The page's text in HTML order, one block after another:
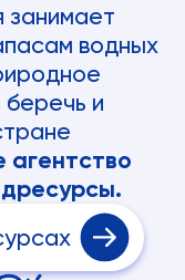
занимает
водных
и